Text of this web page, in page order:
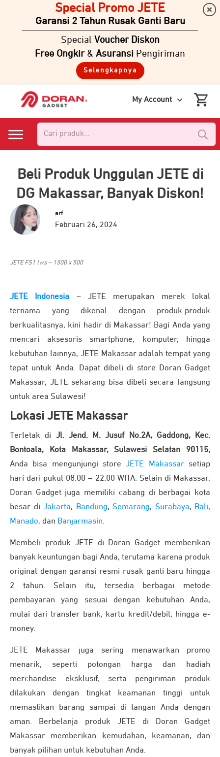
My Account
Beli Produk Unggulan JETE di
DG Makassar, Banyak Diskon!
arf
Februari 26, 2024
JETE FS1 tws – 1500 x 500
JETE Indonesia – JETE merupakan merek lokal
ternama yang dikenal dengan produk-produk
berkualitasnya, kini hadir di Makassar! Bagi Anda yang
mencari aksesoris smartphone, komputer, hingga
kebutuhan lainnya, JETE Makassar adalah tempat yang
tepat untuk Anda. Dapat dibeli di store Doran Gadget
Makassar, JETE sekarang bisa dibeli secara langsung
untuk area Sulawesi!
Lokasi JETE Makassar
Terletak di Jl. Jend. M. Jusuf No.2A, Gaddong, Kec.
Bontoala, Kota Makassar, Sulawesi Selatan 90115,
Anda bisa mengunjungi storeJETE Makassar setiap
hari dari pukul 08:00 – 22:00 WITA. Selain di Makassar,
Doran Gadget juga memiliki cabang di berbagai kota
besar di Jakarta, Bandung, Semarang, Surabaya, Bali,
Manado, dan Banjarmasin.
Membeli produk JETE di Doran Gadget memberikan
banyak keuntungan bagi Anda, terutama karena produk
original dengan garansi resmi rusak ganti baru hingga
2 tahun. Selain itu, tersedia berbagai metode
pembayaran yang sesuai dengan kebutuhan Anda,
mulai dari transfer bank, kartu kredit/debit, hingga e-
money.
JETE Makassar juga sering menawarkan promo
menarik, seperti potongan harga dan hadiah
merchandise eksklusif, serta pengiriman produk
dilakukan dengan tingkat keamanan tinggi untuk
memastikan barang sampai di tangan Anda dengan
aman. Berbelanja produk JETE di Doran Gadget
Makassar memberikan kemudahan, keamanan, dan
banyak pilihan untuk kebutuhan Anda.
Special Promo JETE
Garansi 2 Tahun Rusak Ganti Baru
Special Voucher Diskon
Free Ongkir & Asuransi Pengiriman
Selengkapnya